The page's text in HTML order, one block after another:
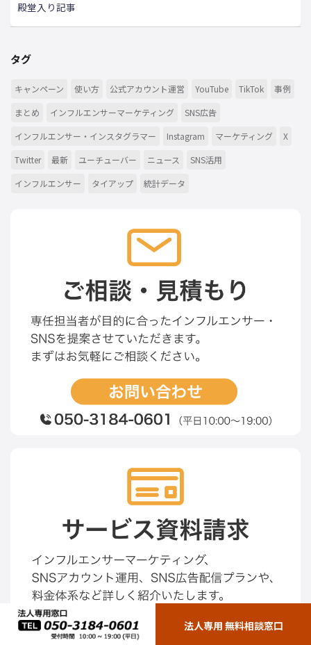
殿堂入り記事
タグ
キャンペーン 使い方 公式アカウント運営 YouTube TikTok
事例
まとめ
インフルエンサーマーケティング
SNS広告
インフルエンサー・インスタグラマー
Instagram マーケティング
X
Twitter
最新 ユーチューバー ニュース
SNS活用
インフルエンサー
タイアップ 統計データ
法人専用 無料相談窓口